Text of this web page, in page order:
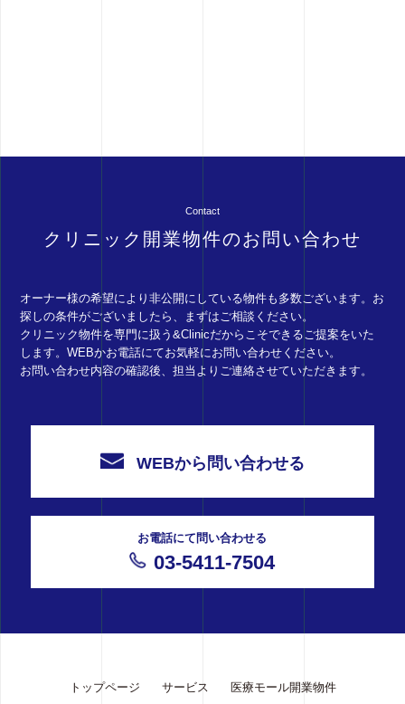
Contact
クリニック開業物件のお問い合わせ
オーナー様の希望により非公開にしている物件も多数ございます。お
探しの条件がございましたら、まずはご相談ください。
クリニック物件を専門に扱う&Clinicだからこそできるご提案をいた
します。WEBかお電話にてお気軽にお問い合わせください。
お問い合わせ内容の確認後、担当よりご連絡させていただきます。
WEBから問い合わせる
お電話にて問い合わせる
03-5411-7504
トップページ サービス 医療モール開業物件